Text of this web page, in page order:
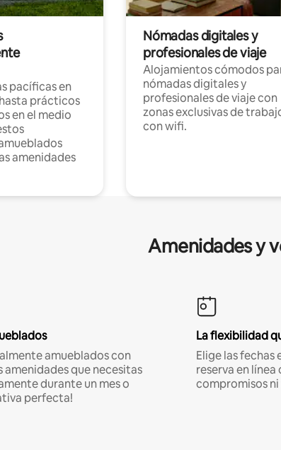
pacíficas en
prácticos
en el medio
amenidades
Nómadas digitales y
profesionales de viaje
Alojamientos cómodos
nómadas digitales y
profesionales de viaje con
zonas exclusivas de
con wifi.
Amenidades y
amueblados con
amenidades que necesitas
durante un mes o
perfecta!
La flexibilidad
Elige las fechas
reserva en
compromisos